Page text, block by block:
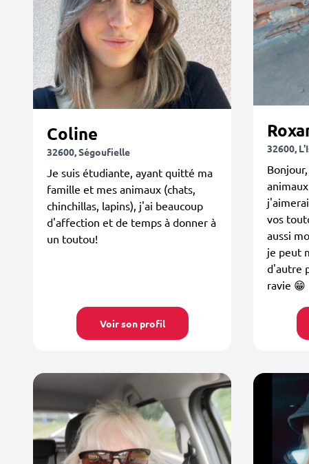
Coline
32600, Ségoufielle
Je suis étudiante, ayant quitté ma
famille et mes animaux (chats,
chinchillas, lapins), j'ai beaucoup
d'affection et de temps à donner à
un toutou!
Voir son profil
32600,
vos
aussi
je peut
d'autre
ravie 😁